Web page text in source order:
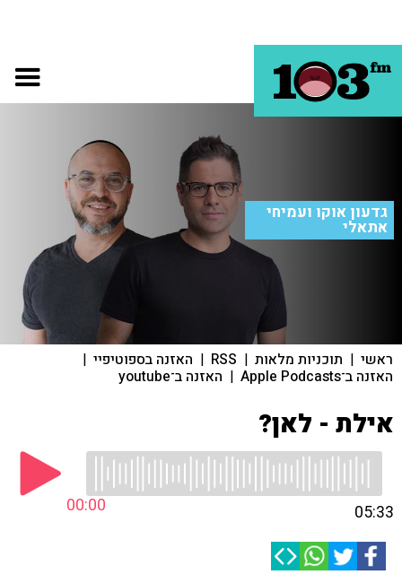
גדעון אוקו ועמיחי
אתאלי
ראשי | תוכניות מלאות |
RSS
| האזנה בספוטיפיי |
האזנה ב־Apple Podcasts | האזנה ב־youtube
אילת - לאן?
00:00 05:33